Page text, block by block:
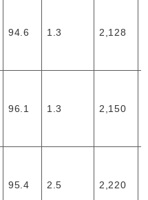
94.6 1.3 2,128
96.1 1.3 2,150
95.4 2.5 2,220